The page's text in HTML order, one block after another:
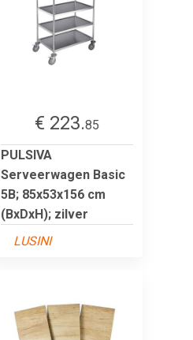
€ 223.85
PULSIVA
Serveerwagen Basic
5B; 85x53x156 cm
(BxDxH); zilver
LUSINI